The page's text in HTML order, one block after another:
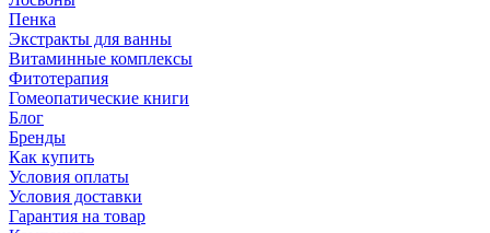
Пенка
Экстракты для ванны
Витаминные комплексы
Фитотерапия
Гомеопатические книги
Блог
Бренды
Как купить
Условия оплаты
Условия доставки
Гарантия на товар